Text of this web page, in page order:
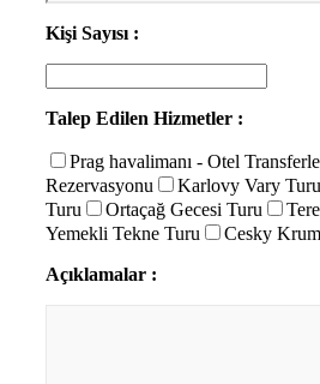
Kişi Sayısı :
Talep Edilen Hizmetler :
Prag havalimanı - Otel
Rezervasyonu
Karlovy Vary Turu
Turu
Ortaçağ Gecesi Turu
Yemekli Tekne Turu
Cesky
Açıklamalar :